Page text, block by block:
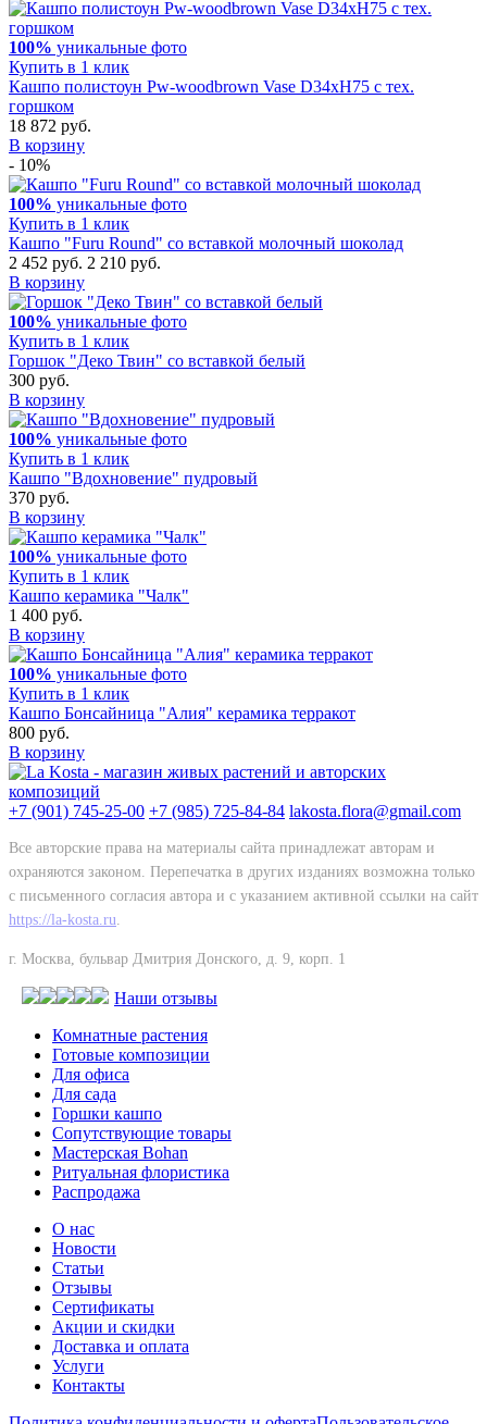
100% уникальные фото
Купить в 1 клик
Кашпо полистоун Pw-woodbrown Vase D34xH75 с тех.
горшком
18 872 руб.
В корзину
- 10%
100% уникальные фото
Купить в 1 клик
Кашпо "Furu Round" со вставкой молочный шоколад
2 452 руб. 2 210 руб.
В корзину
100% уникальные фото
Купить в 1 клик
Горшок "Деко Твин" со вставкой белый
300 руб.
В корзину
100% уникальные фото
Купить в 1 клик
Кашпо "Вдохновение" пудровый
370 руб.
В корзину
100% уникальные фото
Купить в 1 клик
Кашпо керамика "Чалк"
1 400 руб.
В корзину
100% уникальные фото
Купить в 1 клик
Кашпо Бонсайница "Алия" керамика терракот
800 руб.
В корзину
+7 (901) 745-25-00 +7 (985) 725-84-84 lakosta.flora@gmail.com
Все авторские права на материалы сайта принадлежат авторам и
охраняются законом. Перепечатка в других изданиях возможна только
с письменного согласия автора и с указанием активной ссылки на сайт
https://la-kosta.ru.
г. Москва, бульвар Дмитрия Донского, д. 9, корп. 1
Наши отзывы
Комнатные растения
Готовые композиции
Для офиса
Для сада
Горшки кашпо
Сопутствующие товары
Мастерская Bohan
Ритуальная флористика
Распродажа
О нас
Новости
Статьи
Отзывы
Сертификаты
Акции и скидки
Доставка и оплата
Услуги
Контакты